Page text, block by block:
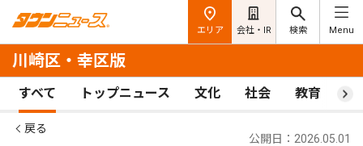
エリア 会社・IR 検索 Menu
川崎区・幸区版
すべて トップニュース 文化 社会 教育 ス
戻る
公開日：2026.05.01